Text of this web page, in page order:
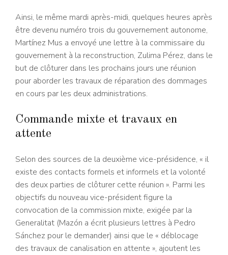
Ainsi, le même mardi après-midi, quelques heures après
être devenu numéro trois du gouvernement autonome,
Martínez Mus a envoyé une lettre à la commissaire du
gouvernement à la reconstruction, Zulima Pérez, dans le
but de clôturer dans les prochains jours une réunion
pour aborder les travaux de réparation des dommages
en cours par les deux administrations.
Commande mixte et travaux en
attente
Selon des sources de la deuxième vice-présidence, « il
existe des contacts formels et informels et la volonté
des deux parties de clôturer cette réunion ». Parmi les
objectifs du nouveau vice-président figure la
convocation de la commission mixte, exigée par la
Generalitat (Mazón a écrit plusieurs lettres à Pedro
Sánchez pour le demander) ainsi que le « déblocage
des travaux de canalisation en attente », ajoutent les